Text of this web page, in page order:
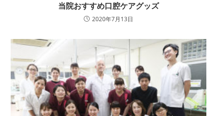
当院おすすめ口腔ケアグッズ
2020年7月13日